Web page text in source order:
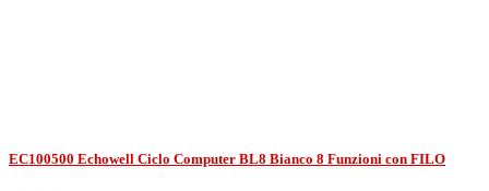
EC100500 Echowell Ciclo Computer BL8 Bianco 8 Funzioni con FILO